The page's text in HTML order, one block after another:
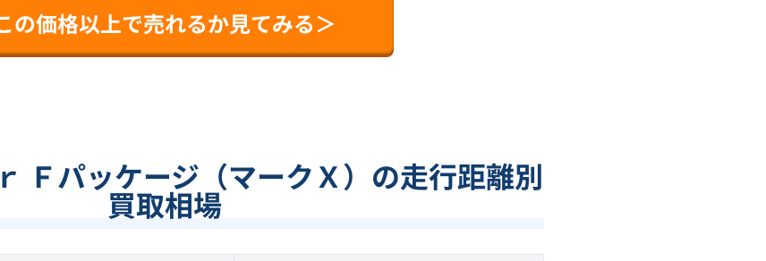
の価格以上で売れるか見てみる＞
Ｆパッケージ（マークＸ）の走行距離別
買取相場